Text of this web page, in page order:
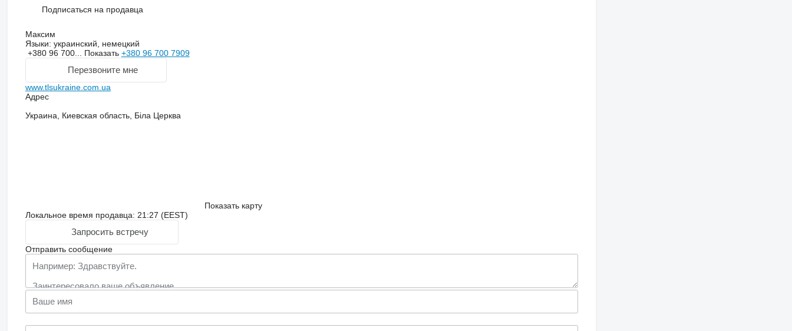
Подписаться на продавца
Максим
Языки: украинский, немецкий
+380 96 700... Показать +380 96 700 7909
Перезвоните мне
www.tlsukraine.com.ua
Адрес
Украина, Киевская область, Біла Церква
Показать карту
Локальное время продавца: 21:27 (EEST)
Запросить встречу
Отправить сообщение